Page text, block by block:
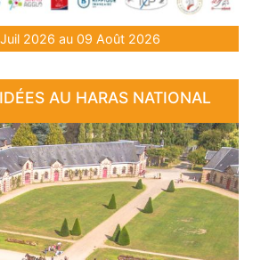
2026 au 09 Août 2026
AU HARAS NATIONAL